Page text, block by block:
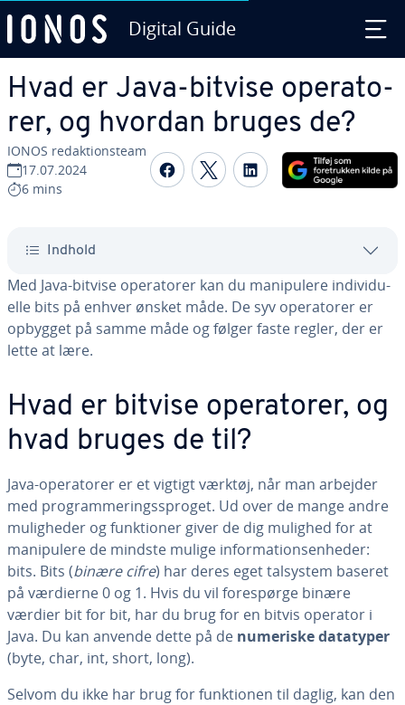
Digital Guide
Hvad er Java-bitvise ope­ra­to­
rer, og hvordan bruges de?
IONOS re­dak­tions­team
17.07.2024
6 mins
Del på Facebook
Del på Twitter
Del på LinkedIn
Indhold
Med Java-bitvise ope­ra­to­rer kan du ma­ni­p­u­le­re in­di­vi­du­
el­le bits på enhver ønsket måde. De syv ope­ra­to­rer er
opbygget på samme måde og følger faste regler, der er
lette at lære.
Hvad er bitvise ope­ra­to­rer, og
hvad bruges de til?
Java-ope­ra­to­rer er et vigtigt værktøj, når man arbejder
med pro­gram­me­rings­spro­get. Ud over de mange andre
mu­lig­he­der og funk­tio­ner giver de dig mulighed for at
ma­ni­p­u­le­re de mindste mulige in­for­ma­tions­en­he­der:
bits. Bits (binære cifre) har deres eget talsystem baseret
på værdierne 0 og 1. Hvis du vil fo­re­spør­ge binære
værdier bit for bit, har du brug for en bitvis operator i
Java. Du kan anvende dette på de numeriske datatyper
(byte, char, int, short, long).
Selvom du ikke har brug for funk­tio­nen til daglig, kan den